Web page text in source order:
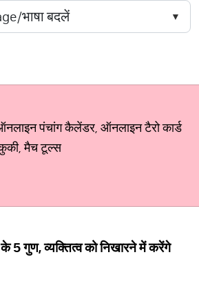
पंचांग कैलेंडर, ऑनलाइन टैरो कार्ड
मैच टूल्स
के 5 गुण, व्यक्तित्व को निखारने में करेंगे